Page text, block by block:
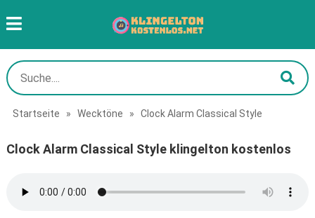
Startseite » Wecktöne » Clock Alarm Classical Style
Clock Alarm Classical Style klingelton kostenlos